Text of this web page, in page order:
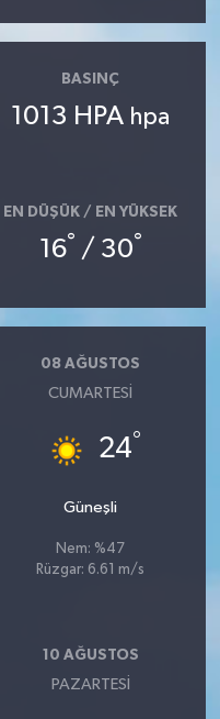
BASINÇ
1013 HPA hpa
EN DÜŞÜK / EN YÜKSEK
16° / 30°
08 AĞUSTOS
CUMARTESI
24°
Güneşli
Nem: %47
Rüzgar: 6.61 m/s
10 AĞUSTOS
PAZARTESI